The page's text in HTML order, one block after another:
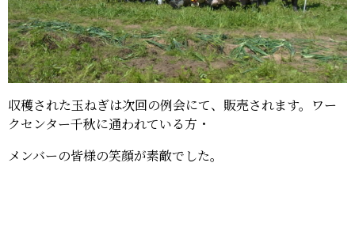
収穫された玉ねぎは次回の例会にて、販売されます。ワー
クセンター千秋に通われている方・
メンバーの皆様の笑顔が素敵でした。